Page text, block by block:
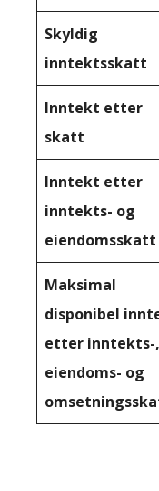
Skyldig
inntektsskatt
Inntekt etter
skatt
Inntekt etter
inntekts- og
eiendomsskatt
Maksimal
disponibel
etter inntekts-,
eiendoms- og